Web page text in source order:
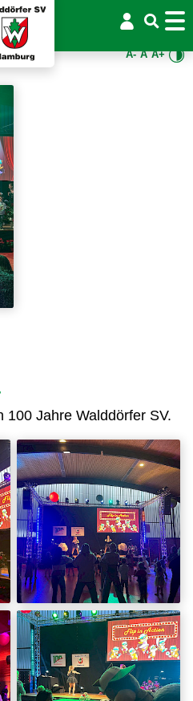
A- A A+
100 Jahre Walddörfer SV.